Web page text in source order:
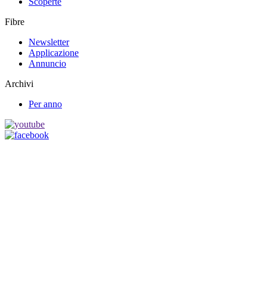
Fibre
Newsletter
Applicazione
Annuncio
Archivi
Per anno